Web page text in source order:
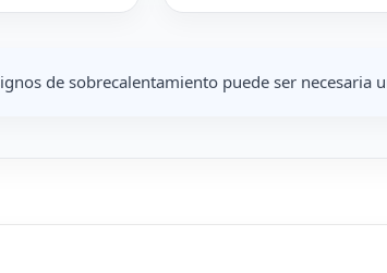
de sobrecalentamiento puede ser necesaria